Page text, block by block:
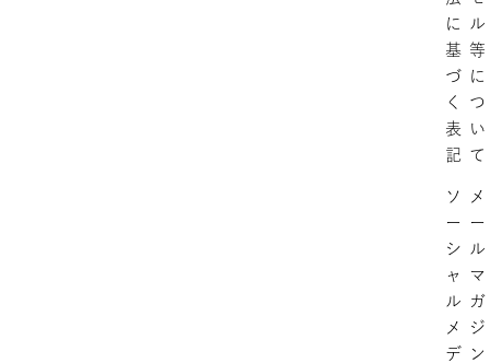
に
基
づ
く
表
記
ル
等
に
つ
い
て
ソ
ー
シ
ャ
ル
メ
デ
メ
ー
ル
マ
ガ
ジ
ン